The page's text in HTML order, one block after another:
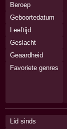
Beroep
Geboortedatum
Leeftijd
Geslacht
Geaardheid
Favoriete genres
Lid sinds